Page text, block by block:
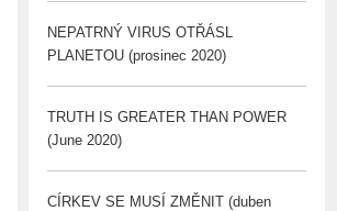
NEPATRNÝ VIRUS OTŘÁSL
PLANETOU (prosinec 2020)
TRUTH IS GREATER THAN POWER
(June 2020)
CÍRKEV SE MUSÍ ZMĚNIT (duben